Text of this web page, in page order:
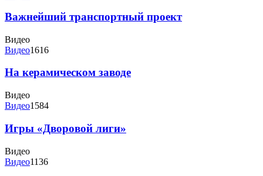
Важнейший транспортный проект
Видео
Видео1616
На керамическом заводе
Видео
Видео1584
Игры «Дворовой лиги»
Видео
Видео1136